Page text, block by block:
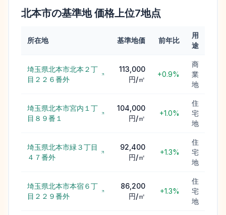
北本市の基準地 価格上位7地点
所在地 基準地価 前年比
用
途
埼玉県北本市北本２丁
目２２６番外
113,000
円/㎡
+0.9%
商
業
地
埼玉県北本市宮内１丁
目８９番１
104,000
円/㎡
+1.0%
住
宅
地
埼玉県北本市緑３丁目
４７番外
92,400
円/㎡
+1.3%
住
宅
地
埼玉県北本市本宿６丁
目２２９番外
86,200
円/㎡
+1.3%
住
宅
地